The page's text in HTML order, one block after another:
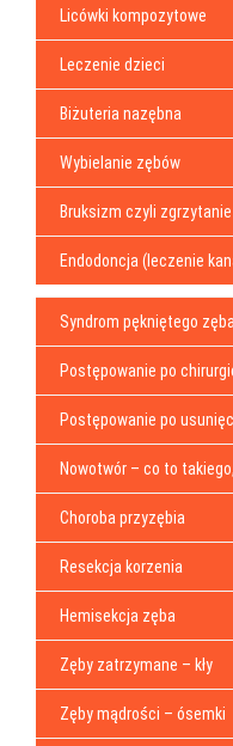
Licówki kompozytowe
Leczenie dzieci
Biżuteria nazębna
Wybielanie zębów
Bruksizm czyli
Endodoncja (leczenie
Syndrom pękniętego zęba
Postępowanie po
Postępowanie po
Nowotwór – co to
Choroba przyzębia
Resekcja korzenia
Hemisekcja zęba
Zęby zatrzymane – kły
Zęby mądrości – ósemki